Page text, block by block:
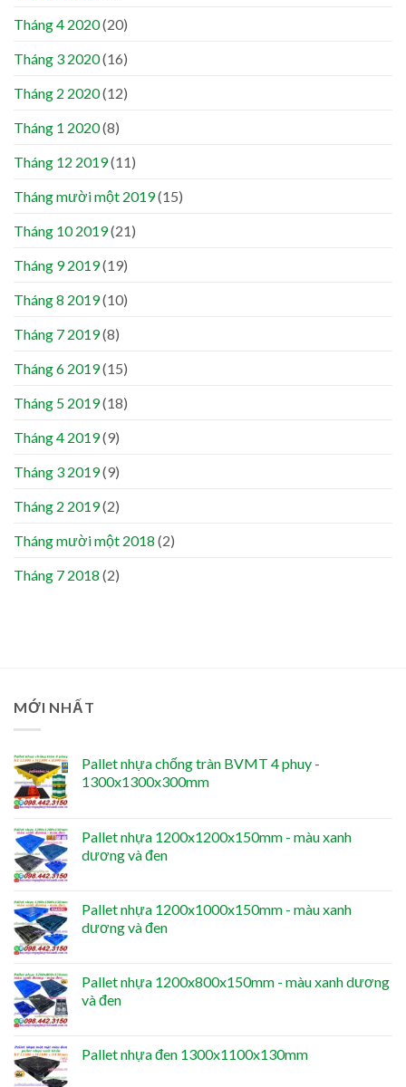
Tháng 4 2020(20)
Tháng 3 2020(16)
Tháng 2 2020(12)
Tháng 1 2020(8)
Tháng 12 2019(11)
Tháng mười một 2019(15)
Tháng 10 2019(21)
Tháng 9 2019(19)
Tháng 8 2019(10)
Tháng 7 2019(8)
Tháng 6 2019(15)
Tháng 5 2019(18)
Tháng 4 2019(9)
Tháng 3 2019(9)
Tháng 2 2019(2)
Tháng mười một 2018 (2)
Tháng 7 2018 (2)
MỚI NHẤT
Pallet nhựa chống tràn BVMT 4 phuy -
1300x1300x300mm
Pallet nhựa 1200x1200x150mm - màu xanh
dương và đen
Pallet nhựa 1200x1000x150mm - màu xanh
dương và đen
Pallet nhựa 1200x800x150mm - màu xanh dương
và đen
Pallet nhựa đen 1300x1100x130mm